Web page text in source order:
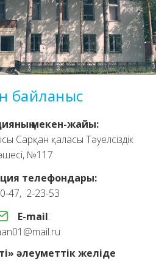
байланыс
мекен-жайы:
Сарқан қаласы Тәуелсіздік
№117
телефондары:
47, 2-23-53
E-mail:
әлеуметтік желіде